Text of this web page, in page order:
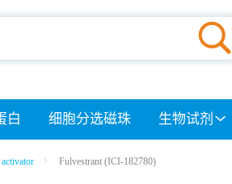
白 细胞分选磁珠 生物试剂
Fulvestrant (ICI-182780)